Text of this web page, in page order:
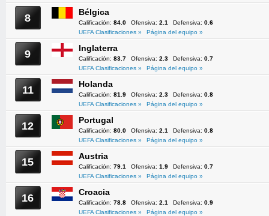
8 Bélgica
Calificación: 84.0 Ofensiva: 2.1 Defensiva: 0.6
UEFA Clasificaciones »
Página del equipo »
9 Inglaterra
Calificación: 83.7 Ofensiva: 2.3 Defensiva: 0.7
UEFA Clasificaciones »
Página del equipo »
11 Holanda
Calificación: 81.9 Ofensiva: 2.3 Defensiva: 0.8
UEFA Clasificaciones »
Página del equipo »
12 Portugal
Calificación: 80.0 Ofensiva: 2.1 Defensiva: 0.8
UEFA Clasificaciones »
Página del equipo »
15 Austria
Calificación: 79.1 Ofensiva: 1.9 Defensiva: 0.7
UEFA Clasificaciones »
Página del equipo »
16 Croacia
Calificación: 78.8 Ofensiva: 2.1 Defensiva: 0.9
UEFA Clasificaciones »
Página del equipo »